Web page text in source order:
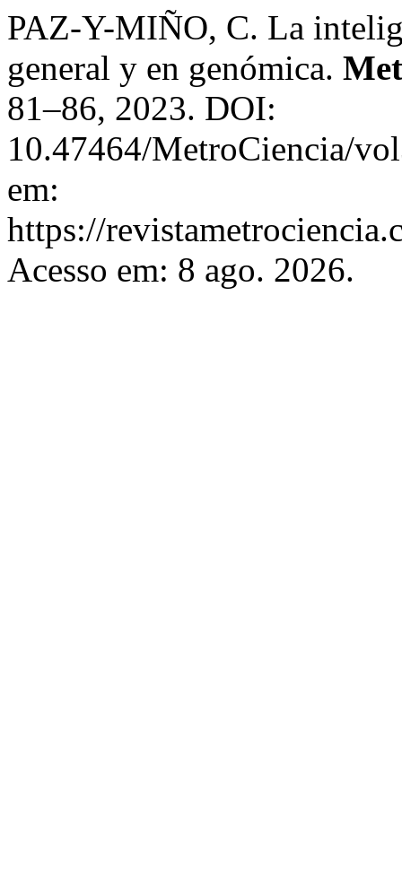
PAZ-Y-MIÑO, C. La
general y en genómica.
81–86, 2023. DOI:
10.47464/MetroCiencia/
em:
https://
Acesso em: 8 ago. 2026.